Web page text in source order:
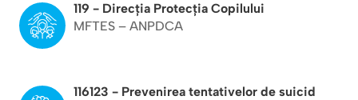
119 - Direcția Protecția Copilului
MFTES – ANPDCA
116123 - Prevenirea tentativelor de suicid